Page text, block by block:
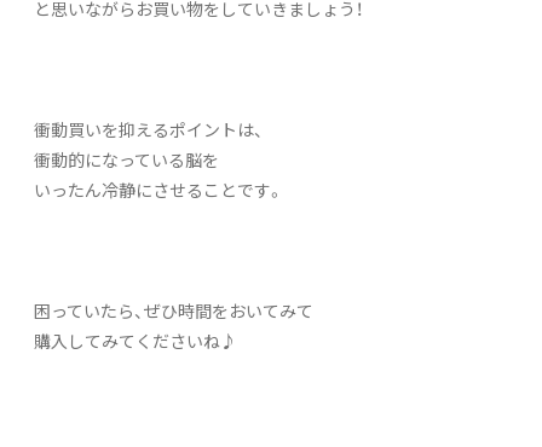
と思いながらお買い物をしていきましょう！
衝動買いを抑えるポイントは、
衝動的になっている脳を
いったん冷静にさせることです。
困っていたら、ぜひ時間をおいてみて
購入してみてくださいね♪